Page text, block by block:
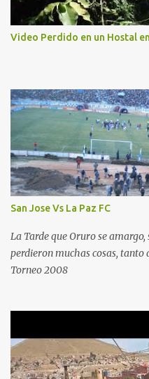
Video Perdido en un Hostal
San Jose Vs La Paz FC
La Tarde que Oruro se amargo,
perdieron muchas cosas, tanto
Torneo 2008